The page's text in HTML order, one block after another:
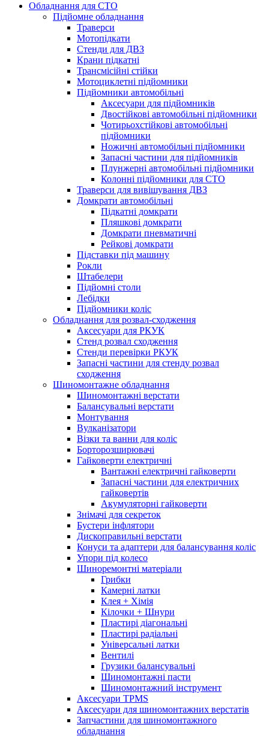
Обладнання для СТО
Підйомне обладнання
Траверси
Мотопідкати
Стенди для ДВЗ
Крани підкатні
Трансмісійні стійки
Мотоциклетні підйомники
Підйомники автомобільні
Аксесуари для підйомників
Двостійкові автомобільні підйомники
Чотирьохстійкові автомобільні
підйомники
Ножичні автомобільні підйомники
Запасні частини для підйомників
Плунжерні автомобільні підйомники
Колонні підйомники для СТО
Траверси для вивішування ДВЗ
Домкрати автомобільні
Підкатні домкрати
Пляшкові домкрати
Домкрати пневматичні
Рейкові домкрати
Підставки під машину
Рокли
Штабелери
Підйомні столи
Лебідки
Підйомники коліс
Обладнання для розвал-сходження
Аксесуари для РКУК
Стенд розвал сходження
Стенди перевірки РКУК
Запасні частини для стенду розвал
сходження
Шиномонтажне обладнання
Шиномонтажні верстати
Балансувальні верстати
Монтування
Вулканізатори
Візки та ванни для коліс
Борторозширювачі
Гайковерти електричні
Вантажні електричні гайковерти
Запасні частини для електричних
гайковертів
Акумуляторні гайковерти
Знімачі для секреток
Бустери інфлятори
Дископравильні верстати
Конуси та адаптери для балансування коліс
Упори під колесо
Шиноремонтні матеріали
Грибки
Камерні латки
Клея + Хімія
Кілочки + Шнури
Пластирі діагональні
Пластирі радіальні
Універсальні латки
Вентилі
Грузики балансувальні
Шиномонтажні пасти
Шиномонтажний інструмент
Аксесуари TPMS
Аксесуари для шиномонтажних верстатів
Запчастини для шиномонтажного
обладнання